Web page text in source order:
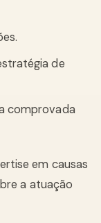
de
comprovada
em causas
a atuação